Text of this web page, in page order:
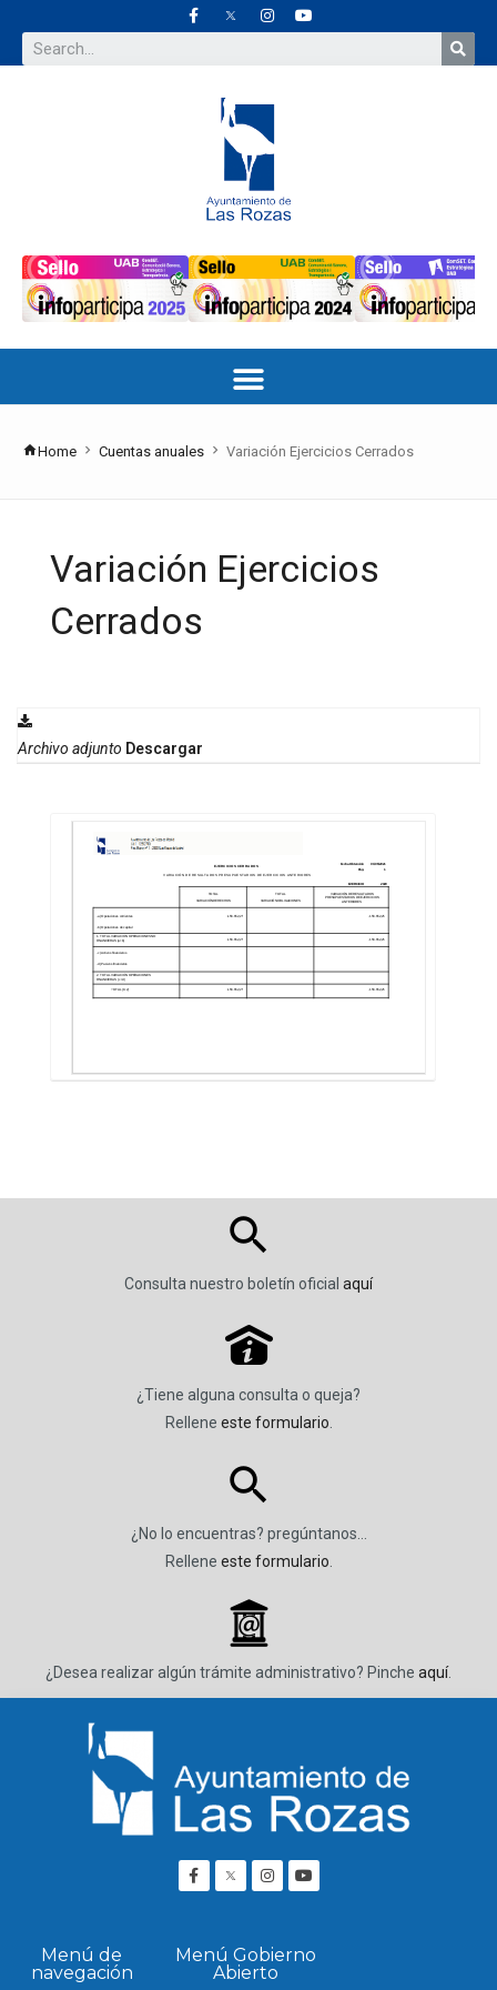
Home Cuentas anuales Variación Ejercicios Cerrados
Variación Ejercicios
Cerrados
Archivo adjunto Descargar
Consulta nuestro boletín oficial aquí
P
¿Tiene alguna consulta o queja?
Rellene este formulario
¿No lo encuentras? pregúntanos…
Rellene este formulario
_
¿Desea realizar algún trámite administrativo? Pinche aquí.
Menú de
navegación
Menú Gobierno
Abierto